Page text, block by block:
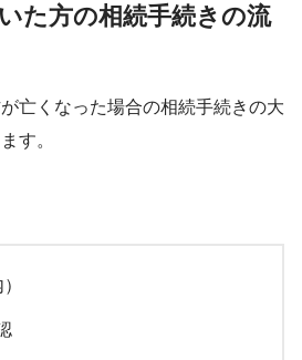
た方の相続手続きの流
亡くなった場合の相続手続きの大
す。